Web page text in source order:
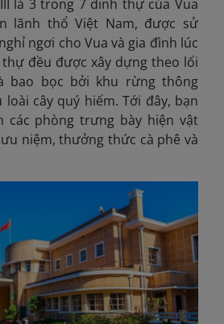
là 3 trong 7 dinh thự của Vua
lãnh thổ Việt Nam, được sử
ngơi cho Vua và gia đình lúc
đều được xây dựng theo lối
bao bọc bởi khu rừng thông
cây quý hiếm. Tới đây, bạn
các phòng trưng bày hiện vật
niệm, thưởng thức cà phê và